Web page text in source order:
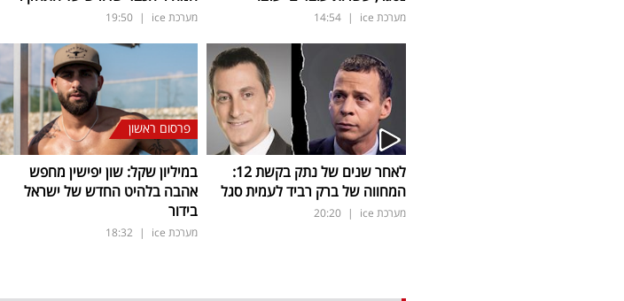
מערכת ice |
14:54 מערכת ice |
19:50
לאחר שנים של נתק בקשת 12:
המחווה של ברק רביד לעמית סגל
מערכת ice |
20:20
פרסום ראשון
במיליון שקל: שון יפישין מחפש
אהבה בלהיט החדש של ישראל
בידור
מערכת ice |
18:32